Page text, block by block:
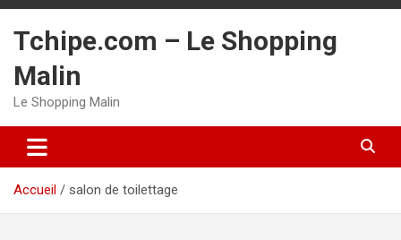
Tchipe.com – Le Shopping
Malin
Le Shopping Malin
Accueil salon de toilettage